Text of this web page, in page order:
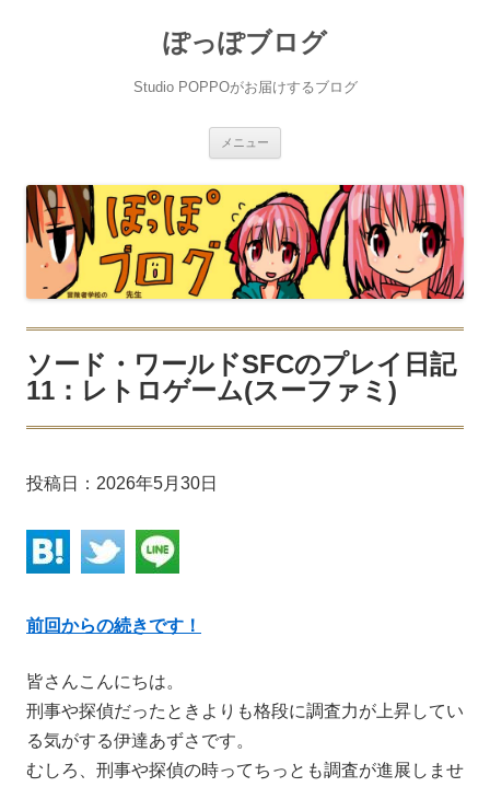
ぽっぽブログ
Studio POPPOがお届けするブログ
メニュー
ツ
へ
ス
キ
ッ
プ
ソード・ワールドSFCのプレイ日記
11：レトロゲーム(スーファミ)
投稿日： 2026年5月30日
前回からの続きです！
皆さんこんにちは。
刑事や探偵だったときよりも格段に調査力が上昇してい
る気がする伊達あずさです。
むしろ、刑事や探偵の時ってちっとも調査が進展しませ